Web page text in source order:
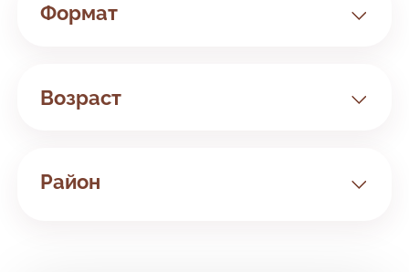
Формат
Билингвальный
Возраст
Район